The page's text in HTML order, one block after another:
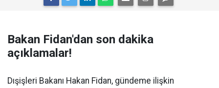
Bakan Fidan'dan son dakika
açıklamalar!
Dışişleri Bakanı Hakan Fidan, gündeme ilişkin